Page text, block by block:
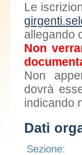
Le
allegando
Non
Non
dovrà
indicando
Dati
Sezione: